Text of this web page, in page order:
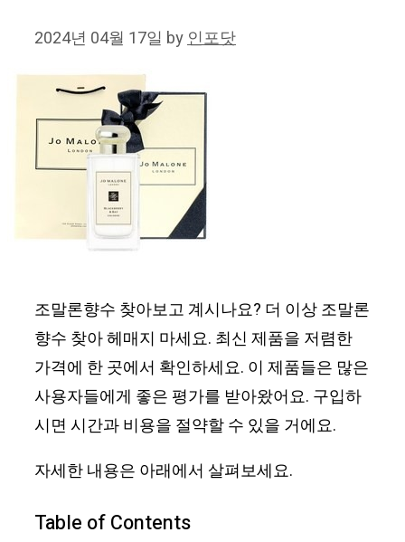
2024년 04월 17일 by인포닷
조말론향수 찾아보고 계시나요? 더 이상 조말론
향수 찾아 헤매지 마세요. 최신 제품을 저렴한
가격에 한 곳에서 확인하세요. 이 제품들은 많은
사용자들에게 좋은 평가를 받아왔어요. 구입하
시면 시간과 비용을 절약할 수 있을 거에요.
자세한 내용은 아래에서 살펴보세요.
Table of Contents